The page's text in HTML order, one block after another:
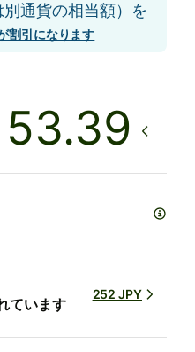
通貨の相当額）を
割引になります
ています
252 JPY